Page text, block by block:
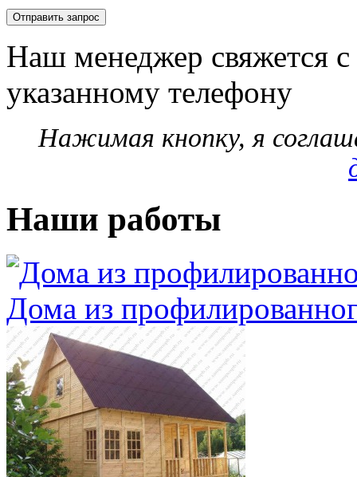
Наш менеджер свяжется
указанному телефону
Нажимая кнопку, я
Наши работы
Дома из